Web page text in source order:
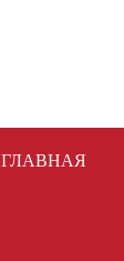
ГЛАВНАЯ